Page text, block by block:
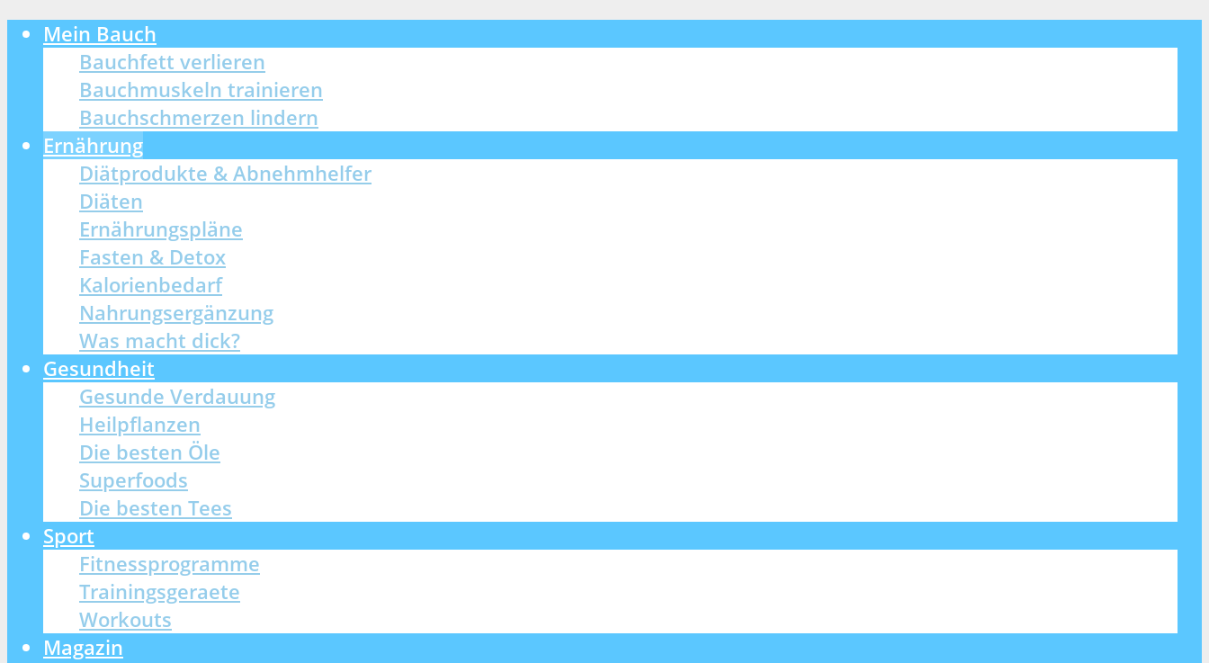
Mein Bauch
Bauchfett verlieren
Bauchmuskeln trainieren
Bauchschmerzen lindern
Ernährung
Diätprodukte & Abnehmhelfer
Diäten
Ernährungspläne
Fasten & Detox
Kalorienbedarf
Nahrungsergänzung
Was macht dick?
Gesundheit
Gesunde Verdauung
Heilpflanzen
Die besten Öle
Superfoods
Die besten Tees
Sport
Fitnessprogramme
Trainingsgeraete
Workouts
Magazin